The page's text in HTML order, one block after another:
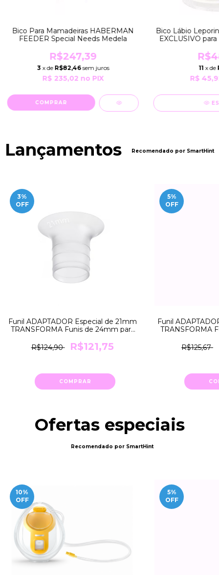
Bico Para Mamadeiras HABERMAN
FEEDER Special Needs Medela
R$247,39
3 x de R$82,46 sem juros
R$ 235,02 no PIX
Bico Lábio
EXCLUSIVO
11 x de
R$
Lançamentos Recomendado por SmartHint
3%
OFF
Funil ADAPTADOR Especial de 21mm
TRANSFORMA Funis de 24mm para
R$124,90
R$121,75
COMPRAR
5%
OFF
Funil
TRANSFORMA
R$125,67
Ofertas especiais
Recomendado por SmartHint
10%
OFF
5%
OFF